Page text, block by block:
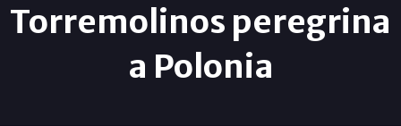
Torremolinos peregrina
a Polonia